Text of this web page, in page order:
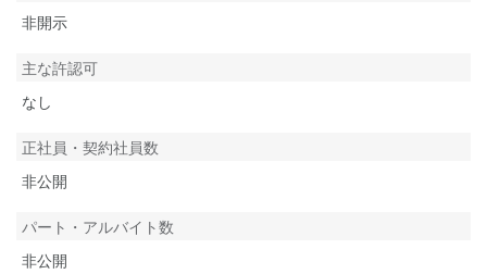
非開示
主な許認可
なし
正社員・契約社員数
非公開
パート・アルバイト数
非公開